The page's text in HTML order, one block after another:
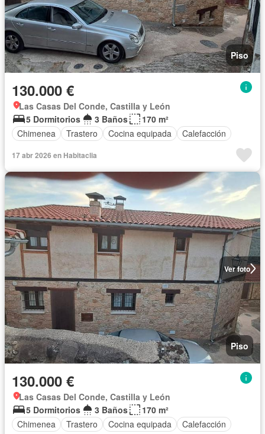
Piso
130.000 €
Las Casas Del Conde, Castilla y León
5 Dormitorios
3 Baños
170 m²
Chimenea
Trastero Cocina equipada Calefacción
17 abr 2026 en Habitaclia
Ver foto
Piso
130.000 €
Las Casas Del Conde, Castilla y León
5 Dormitorios
3 Baños
170 m²
Chimenea
Trastero Cocina equipada Calefacción